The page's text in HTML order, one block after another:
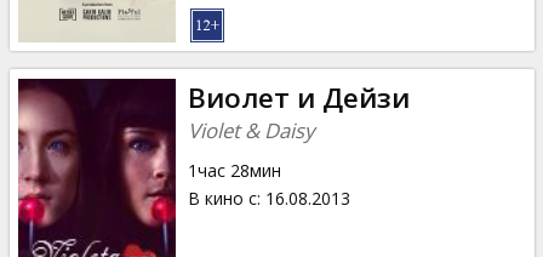
Клуб
Виолет и Дейзи
Violet & Daisy
1час 28мин
В кино с: 16.08.2013